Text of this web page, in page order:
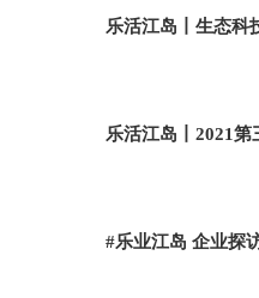
乐活江岛丨生态科
乐活江岛丨2021
#乐业江岛 企业探